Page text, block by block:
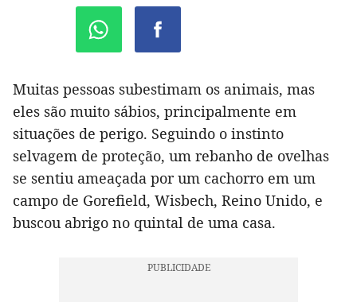
Muitas pessoas subestimam os animais, mas
eles são muito sábios, principalmente em
situações de perigo. Seguindo o instinto
selvagem de proteção, um rebanho de ovelhas
se sentiu ameaçada por um cachorro em um
campo de Gorefield, Wisbech, Reino Unido, e
buscou abrigo no quintal de uma casa.